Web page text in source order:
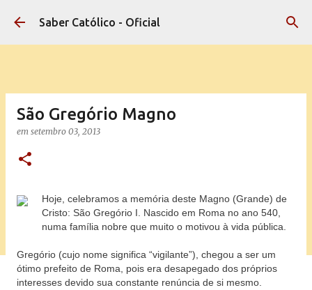
Pular para o conteúdo principal
Saber Católico - Oficial
São Gregório Magno
em setembro 03, 2013
Hoje, celebramos a memória deste Magno (Grande) de
Cristo: São Gregório I. Nascido em Roma no ano 540,
numa família nobre que muito o motivou à vida pública.
Gregório (cujo nome significa “vigilante”), chegou a ser um
ótimo prefeito de Roma, pois era desapegado dos próprios
interesses devido sua constante renúncia de si mesmo.